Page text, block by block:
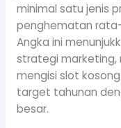
minimal satu jenis
penghematan
Angka ini
strategi marketing,
mengisi slot
target tahunan
besar.